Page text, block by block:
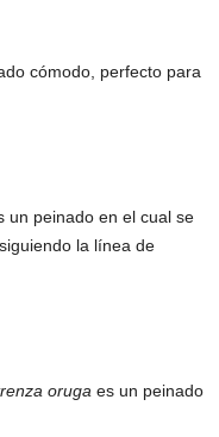
cómodo, perfecto para
un peinado en el cual se
la línea de
oruga es un peinado